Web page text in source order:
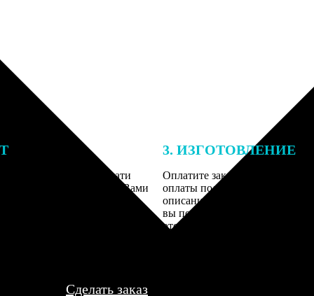
заказа к печати
могут связаться с Вами
3. ИЗГОТОВЛЕНИЕ
Оплатите заказ банковской
оплаты получите
описанием заказа. Когда
вы получите письмо с трек-
отслеживания.
Сделать заказ